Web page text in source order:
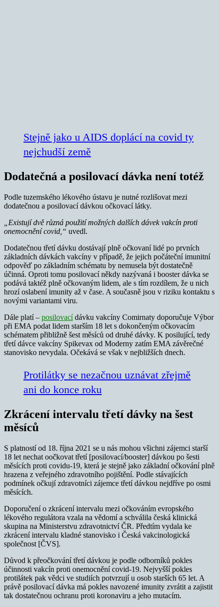
Stejně jako u AIDS doplácí na covid ty
nejchudší země
Dodatečná a posilovací dávka není totéž
Podle tuzemského lékového ústavu je nutné rozlišovat mezi
dodatečnou a posilovací dávkou očkovací látky.
„Existují dvě různá použití možných dalších dávek vakcín proti
onemocnění covid,“ uvedl.
Dodatečnou třetí dávku dostávají plně očkovaní lidé po prvních
základních dávkách vakcíny v případě, že jejich počáteční imunitní
odpověď po základním schématu by nemusela být dostatečně
účinná. Oproti tomu posilovací někdy nazývaná i booster dávka se
podává taktéž plně očkovaným lidem, ale s tím rozdílem, že u nich
hrozí oslabení imunity až v čase. A současně jsou v riziku kontaktu s
novými variantami viru.
Dále platí – posilovacídávku vakcíny Comirnaty doporučuje Výbor
při EMA podat lidem starším 18 let s dokončeným očkovacím
schématem přibližně šest měsíců od druhé dávky. K posilující, tedy
třetí dávce vakcíny Spikevax od Moderny zatím EMA závěrečné
stanovisko nevydala. Očekává se však v nejbližších dnech.
Protilátky se nezačnou uznávat zřejmě
ani do konce roku
Zkrácení intervalu třetí dávky na šest
měsíců
S platností od 18. října 2021 se u nás mohou všichni zájemci starší
18 let nechat oočkovat třetí [posilovací/booster] dávkou po šesti
měsících proti covidu-19, která je stejně jako základní očkování plně
hrazena z veřejného zdravotního pojištění. Podle stávajících
podmínek očkují zdravotníci zájemce třetí dávkou nejdříve po osmi
měsících.
Doporučení o zkrácení intervalu mezi očkováním evropského
lékového regulátora vzala na vědomí a schválila česká klinická
skupina na Ministerstvu zdravotnictví ČR. Předtím vydala ke
zkrácení intervalu kladné stanovisko i Česká vakcinologická
společnost [ČVS].
Důvod k přeočkování třetí dávkou je podle odborníků pokles
účinnosti vakcín proti onemocnění covid-19. Nejvyšší pokles
protilátek pak vědci ve studiích potvrzují u osob starších 65 let. A
právě posilovací dávka má pokles navozené imunity zvrátit a zajistit
tak dostatečnou ochranu proti koronaviru a jeho mutacím.